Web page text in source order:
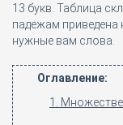
13 букв. Таблица
падежам приведена
нужные вам слова.
Оглавление:
1.